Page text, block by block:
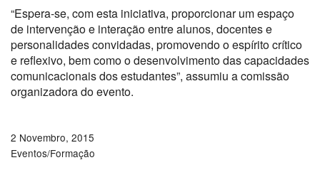
“Espera-se, com esta iniciativa, proporcionar um espaço
de intervenção e interação entre alunos, docentes e
personalidades convidadas, promovendo o espírito crítico
e reflexivo, bem como o desenvolvimento das capacidades
comunicacionais dos estudantes”, assumiu a comissão
organizadora do evento.
2 Novembro, 2015
Eventos/Formação